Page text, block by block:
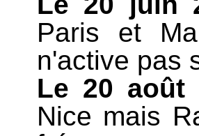
Paris et
n'active pas
Le 20 août
Nice mais